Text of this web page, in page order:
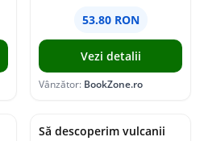
53.80 RON
Vezi detalii
Vânzător: BookZone.ro
Să descoperim vulcanii